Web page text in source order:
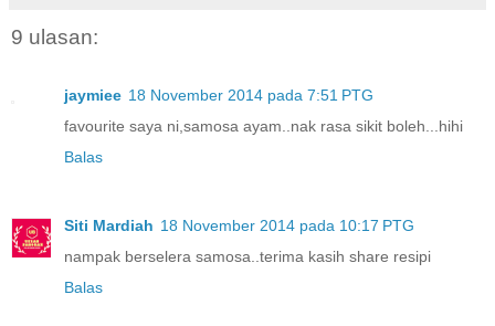
9 ulasan:
jaymiee 18 November 2014 pada 7:51 PTG
favourite saya ni,samosa ayam..nak rasa sikit boleh...hihi
Balas
Siti Mardiah 18 November 2014 pada 10:17 PTG
nampak berselera samosa..terima kasih share resipi
Balas